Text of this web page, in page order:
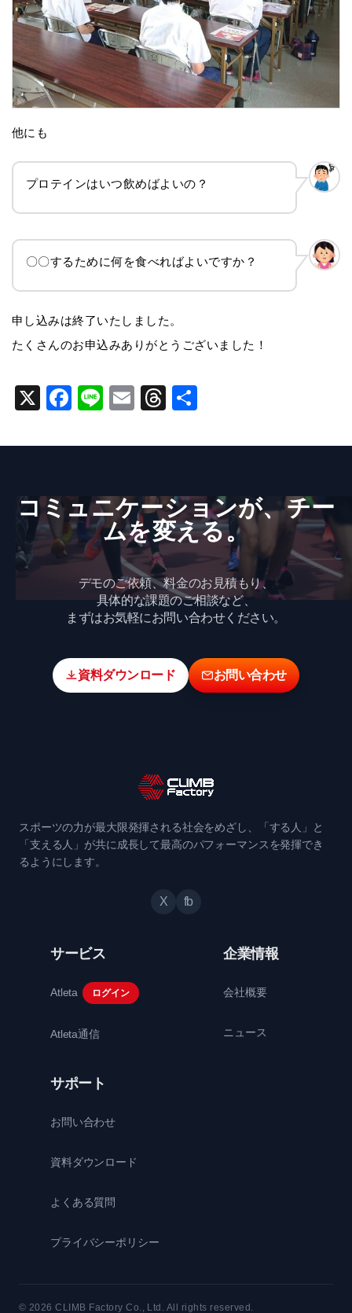
他にも
プロテインはいつ飲めばよいの？
〇〇するために何を食べればよいですか？
申し込みは終了いたしました。
たくさんのお申込みありがとうございました！
X
F
c
b
o
o
k
Li
e
E
ai
T
e
d
s
コミュニケーションが、​チー
ムを​変える。
デモのご依頼、料金のお見積もり、
具体的な課題のご相談など、
まずはお気軽にお問い合わせください。
資料ダウンロード お問い合わせ
スポーツの力が最大限発揮される社会をめざし、「する人」と
「支える人」が共に成長して最高のパフォーマンスを発揮でき
るようにします。
X fb
サービス
Atleta ログイン
Atleta通信
企業情報
会社概要
ニュース
サポート
お問い合わせ
資料ダウンロード
よくある質問
プライバシーポリシー
© 2026 CLIMB Factory Co., Ltd. All rights reserved.